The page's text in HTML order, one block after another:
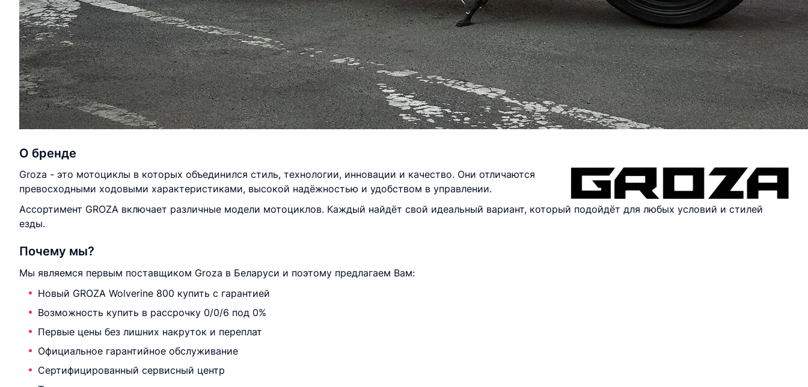
О бренде
Groza - это мотоциклы в которых объединился стиль, технологии, инновации и качество. Они отличаются
превосходными ходовыми характеристиками, высокой надёжностью и удобством в управлении.
Ассортимент GROZA включает различные модели мотоциклов. Каждый найдёт свой идеальный вариант, который подойдёт для любых условий и стилей
езды.
Почему мы?
Мы являемся первым поставщиком Groza в Беларуси и поэтому предлагаем Вам:
Новый GROZA Wolverine 800 купить с гарантией
Возможность купить в рассрочку 0/0/6 под 0%
Первые цены без лишних накруток и переплат
Официальное гарантийное обслуживание
Сертифицированный сервисный центр